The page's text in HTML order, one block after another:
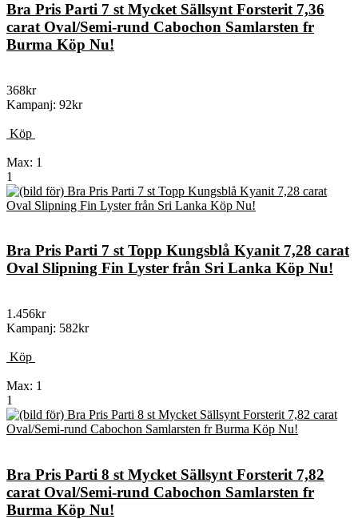
Bra Pris Parti 7 st Mycket Sällsynt Forsterit 7,36
carat Oval/Semi-rund Cabochon Samlarsten fr
Burma Köp Nu!
368kr
Kampanj: 92kr
Köp
Max: 1
1
Bra Pris Parti 7 st Topp Kungsblå Kyanit 7,28 carat
Oval Slipning Fin Lyster från Sri Lanka Köp Nu!
1.456kr
Kampanj: 582kr
Köp
Max: 1
1
Bra Pris Parti 8 st Mycket Sällsynt Forsterit 7,82
carat Oval/Semi-rund Cabochon Samlarsten fr
Burma Köp Nu!